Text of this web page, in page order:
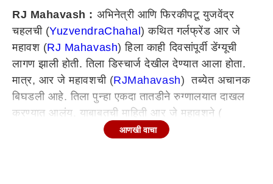
RJ Mahavash : अभिनेत्री आणि फिरकीपटू युजवेंद्र
चहलची (YuzvendraChahal) कथित गर्लफ्रेंड आर जे
महावश (RJ Mahavash) हिला काही दिवसांपूर्वी डेंग्यूची
लागण झाली होती. तिला डिस्चार्ज देखील देण्यात आला होता.
मात्र, आर जे महावशची (RJMahavash) तब्येत अचानक
बिघडली आहे. तिला पुन्हा एकदा तातडीने रुग्णालयात दाखल
करण्यात आलंय. याबाबतची माहिती आर जे महावशने (
) इन्स्टाग्राम स्टोरीवरुन दिली आहे.
आणखी वाचा